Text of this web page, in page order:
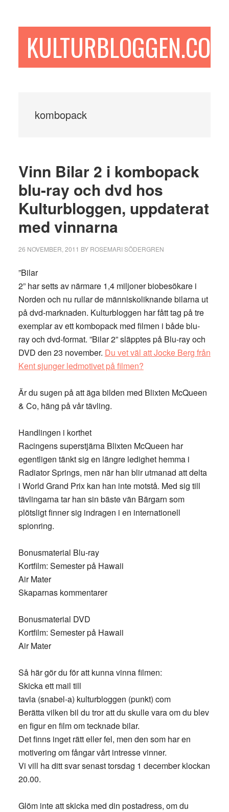
sidofältetKULTURBLOGGEN.COM
kombopack
Vinn Bilar 2 i kombopack
blu-ray och dvd hos
Kulturbloggen, uppdaterat
med vinnarna
26 NOVEMBER, 2011 BY ROSEMARI SÖDERGREN
”Bilar
2” har setts av närmare 1,4 miljoner biobesökare i
Norden och nu rullar de människoliknande bilarna ut
på dvd-marknaden. Kulturbloggen har fått tag på tre
exemplar av ett kombopack med filmen i både blu-
ray och dvd-format. ”Bilar 2” släpptes på Blu-ray och
DVD den 23 november. Du vet väl att Jocke Berg från
Kent sjunger ledmotivet på filmen?
Är du sugen på att äga bilden med Blixten McQueen
& Co, häng på vår tävling.
Handlingen i korthet
Racingens superstjärna Blixten McQueen har
egentligen tänkt sig en längre ledighet hemma i
Radiator Springs, men när han blir utmanad att delta
i World Grand Prix kan han inte motstå. Med sig till
tävlingarna tar han sin bäste vän Bärgarn som
plötsligt finner sig indragen i en internationell
spionring.
Bonusmaterial Blu-ray
Kortfilm: Semester på Hawaii
Air Mater
Skaparnas kommentarer
Bonusmaterial DVD
Kortfilm: Semester på Hawaii
Air Mater
Så här gör du för att kunna vinna filmen:
Skicka ett mail till
tavla (snabel-a) kulturbloggen (punkt) com
Berätta vilken bil du tror att du skulle vara om du blev
en figur en film om tecknade bilar.
Det finns inget rätt eller fel, men den som har en
motivering om fångar vårt intresse vinner.
Vi vill ha ditt svar senast torsdag 1 december klockan
20.00.
Glöm inte att skicka med din postadress, om du